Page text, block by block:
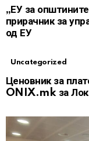
„ЕУ за
прирачник за
од ЕУ
Uncategorized
Ценовник за
ONIX.mk за